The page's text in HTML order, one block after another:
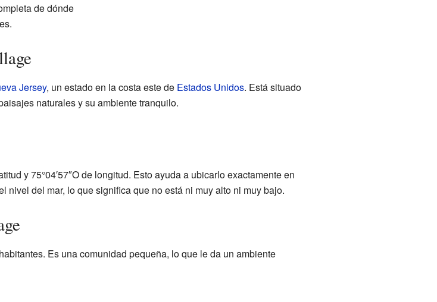
de dónde
Jersey, un estado en la costa este de Estados Unidos. Está situado
naturales y su ambiente tranquilo.
y 75°04′57″O de longitud. Esto ayuda a ubicarlo exactamente en
nivel del mar, lo que significa que no está ni muy alto ni muy bajo.
Es una comunidad pequeña, lo que le da un ambiente